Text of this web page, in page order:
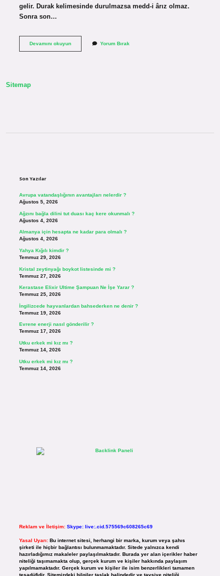
gelir. Durak kelimesinde durulmazsa medd-i ârız olmaz.
Sonra son…
Devamını okuyunMeddi
Yorum Bırak
Sitemap
Son Yazılar
Avrupa vatandaşlığının avantajları nelerdir ?
Ağustos 5, 2026
Ağzını bağla dilini tut duası kaç kere okunmalı ?
Ağustos 4, 2026
Almanya için hesapta ne kadar para olmalı ?
Ağustos 4, 2026
Yahya Kığılı kimdir ?
Temmuz 29, 2026
Kristal zeytinyağı boykot listesinde mi ?
Temmuz 27, 2026
Kerastase Elixir Ultime Şampuan Ne İşe Yarar ?
Temmuz 25, 2026
İngilizcede hayvanlardan bahsederken ne denir ?
Temmuz 19, 2026
Evrene enerji nasıl gönderilir ?
Temmuz 17, 2026
Utku erkek mi kız mı ?
Temmuz 14, 2026
Utku erkek mi kız mı ?
Temmuz 14, 2026
Reklam ve İletişim: Skype: live:.cid.575569c608265c69
Yasal Uyarı: Bu internet sitesi, herhangi bir marka, kurum veya şahıs
şirketi ile hiçbir bağlantısı bulunmamaktadır. Sitede yalnızca kendi
hazırladığımız makaleler paylaşılmaktadır. Burada yer alan içerikler haber
niteliği taşımamakta olup, gerçek kurum ve kişiler hakkında paylaşım
yapılmamaktadır. Gerçek kurum ve kişiler ile isim benzerlikleri tamamen